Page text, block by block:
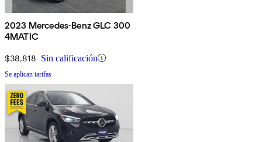
2023 Mercedes-Benz GLC 300
4MATIC
$38,818 Sin calificación
Se aplican tarifas